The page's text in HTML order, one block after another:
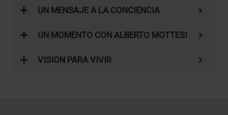
UN MENSAJE A LA CONCIENCIA
UN MOMENTO CON ALBERTO MOTTESI
VISION PARA VIVIR